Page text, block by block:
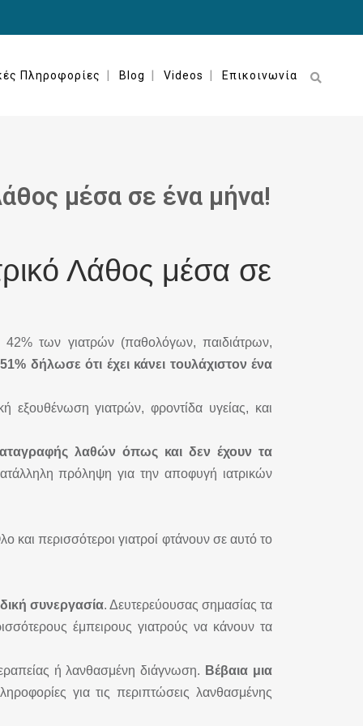
Πληροφορίες Blog Videos Επικοινωνία
μέσα σε ένα μήνα!
Λάθος μέσα σε
των γιατρών (παθολόγων, παιδιάτρων,
δήλωσε ότι έχει κάνει τουλάχιστον ένα
εξουθένωση γιατρών, φροντίδα υγείας, και
λαθών όπως και δεν έχουν τα
πρόληψη για την αποφυγή ιατρικών
και περισσότεροι γιατροί φτάνουν σε αυτό το
συνεργασία. Δευτερεύουσας σημασίας τα
έμπειρους γιατρούς να κάνουν τα
ή λανθασμένη διάγνωση. Βέβαια μια
για τις περιπτώσεις λανθασμένης